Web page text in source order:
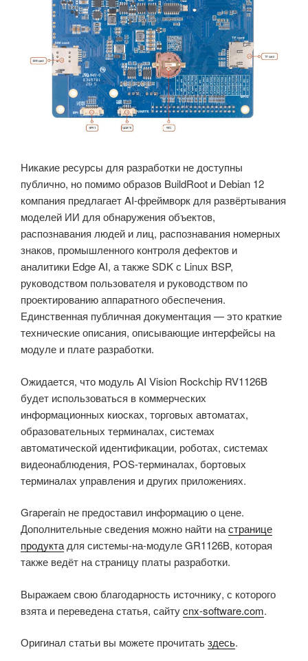
Никакие ресурсы для разработки не доступны
публично, но помимо образов BuildRoot и Debian 12
компания предлагает AI-фреймворк для развёртывания
моделей ИИ для обнаружения объектов,
распознавания людей и лиц, распознавания номерных
знаков, промышленного контроля дефектов и
аналитики Edge AI, а также SDK с Linux BSP,
руководством пользователя и руководством по
проектированию аппаратного обеспечения.
Единственная публичная документация — это краткие
технические описания, описывающие интерфейсы на
модуле и плате разработки.
Ожидается, что модуль AI Vision Rockchip RV1126B
будет использоваться в коммерческих
информационных киосках, торговых автоматах,
образовательных терминалах, системах
автоматической идентификации, роботах, системах
видеонаблюдения, POS-терминалах, бортовых
терминалах управления и других приложениях.
Graperain не предоставил информацию о цене.
Дополнительные сведения можно найти настранице
продукта для системы-на-модуле GR1126B, которая
также ведёт на страницу платы разработки.
Выражаем свою благодарность источнику, с которого
взята и переведена статья, сайтуcnx-software.com.
Оригинал статьи вы можете прочитатьздесь.